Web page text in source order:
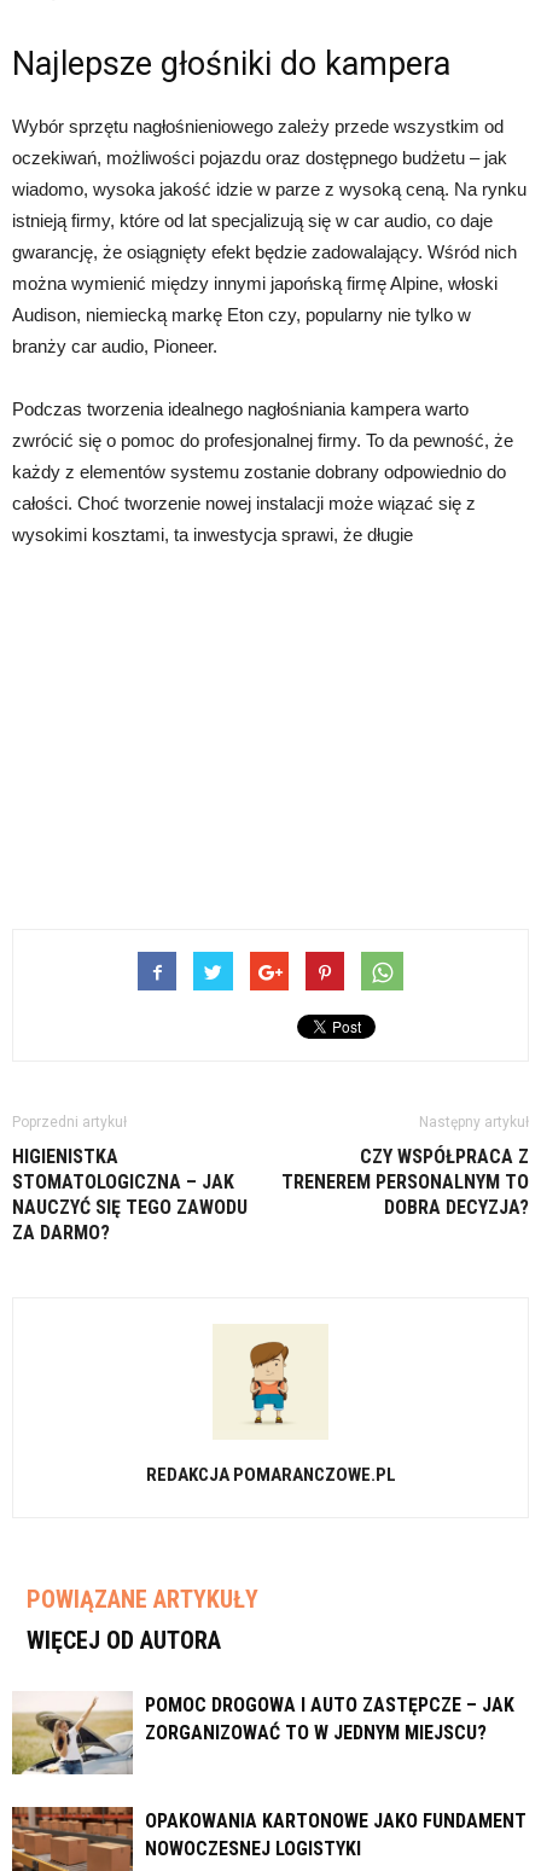
Najlepsze głośniki do kampera
Wybór sprzętu nagłośnieniowego zależy przede wszystkim od
oczekiwań, możliwości pojazdu oraz dostępnego budżetu – jak
wiadomo, wysoka jakość idzie w parze z wysoką ceną. Na rynku
istnieją firmy, które od lat specjalizują się w car audio, co daje
gwarancję, że osiągnięty efekt będzie zadowalający. Wśród nich
można wymienić między innymi japońską firmę Alpine, włoski
Audison, niemiecką markę Eton czy, popularny nie tylko w
branży car audio, Pioneer.
Podczas tworzenia idealnego nagłośniania kampera warto
zwrócić się o pomoc do profesjonalnej firmy. To da pewność, że
każdy z elementów systemu zostanie dobrany odpowiednio do
całości. Choć tworzenie nowej instalacji może wiązać się z
wysokimi kosztami, ta inwestycja sprawi, że długie
Poprzedni artykuł
HIGIENISTKA
STOMATOLOGICZNA – JAK
NAUCZYĆ SIĘ TEGO ZAWODU
ZA DARMO?
Następny artykuł
CZY WSPÓŁPRACA Z
TRENEREM PERSONALNYM TO
DOBRA DECYZJA?
REDAKCJA POMARANCZOWE.PL
POWIĄZANE ARTYKUŁY
WIĘCEJ OD AUTORA
POMOC DROGOWA I AUTO ZASTĘPCZE – JAK
ZORGANIZOWAĆ TO W JEDNYM MIEJSCU?
OPAKOWANIA KARTONOWE JAKO FUNDAMENT
NOWOCZESNEJ LOGISTYKI